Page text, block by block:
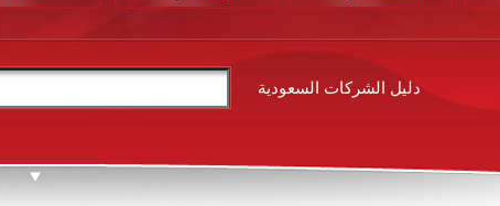
دليل الشركات السعودية